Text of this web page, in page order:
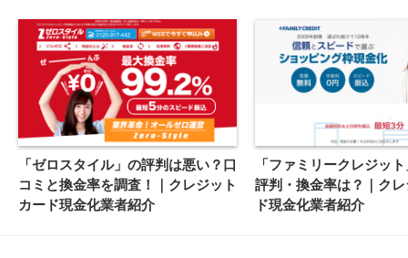
「ゼロスタイル」の評判は悪い？口
コミと換金率を調査！｜クレジット
カード現金化業者紹介
「ファミリークレジッ
評判・換金率は？｜ク
ド現金化業者紹介